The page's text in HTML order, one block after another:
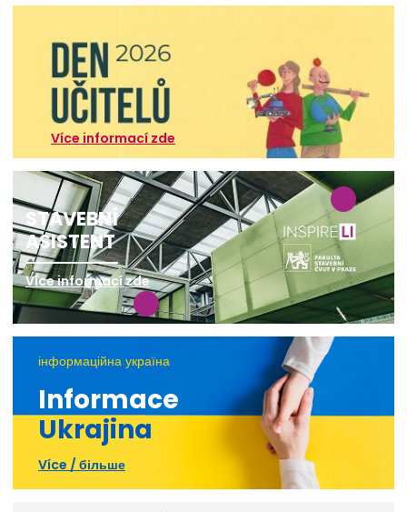
Více informací zde
STAVEBNÍ
ASISTENT
Více informací zde
інформаційна україна
Informace
Ukrajina
Více / більше